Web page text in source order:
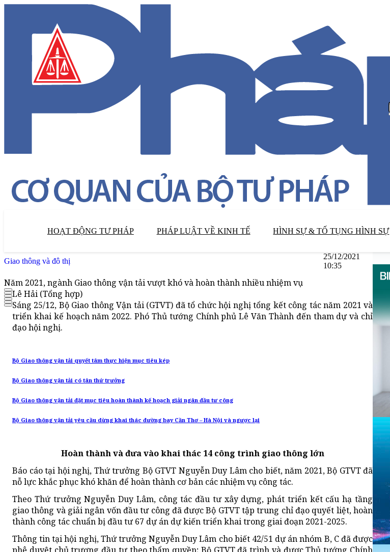
HOẠT ĐỘNG TƯ PHÁP PHÁP LUẬT VỀ KINH TẾ HÌNH SỰ & TỐ TỤNG HÌNH SỰ
Giao thông và đô thị
25/12/2021
10:35
Năm 2021, ngành Giao thông vận tải vượt khó và hoàn thành nhiều nhiệm vụ
Lê Hải (Tổng hợp)
Sáng 25/12, Bộ Giao thông Vận tải (GTVT) đã tổ chức hội nghị tổng kết công tác năm 2021 và
triển khai kế hoạch năm 2022. Phó Thủ tướng Chính phủ Lê Văn Thành đến tham dự và chỉ
đạo hội nghị.
Bộ Giao thông vận tải quyết tâm thực hiện mục tiêu kép
Bộ Giao thông vận tải có tân thứ trưởng
Bộ Giao thông vận tải đặt mục tiêu hoàn thành kế hoạch giải ngân đầu tư công
Bộ Giao thông vận tải yêu cầu dừng khai thác đường bay Cần Thơ – Hà Nội và ngược lại
Hoàn thành và đưa vào khai thác 14 công trình giao thông lớn
Báo cáo tại hội nghị, Thứ trưởng Bộ GTVT Nguyễn Duy Lâm cho biết, năm 2021, Bộ GTVT đã
nỗ lực khắc phục khó khăn để hoàn thành cơ bản các nhiệm vụ công tác.
Theo Thứ trưởng Nguyễn Duy Lâm, công tác đầu tư xây dựng, phát triển kết cấu hạ tầng
giao thông và giải ngân vốn đầu tư công đã được Bộ GTVT tập trung chỉ đạo quyết liệt, hoàn
thành công tác chuẩn bị đầu tư 67 dự án dự kiến triển khai trong giai đoạn 2021-2025.
Thông tin tại hội nghị, Thứ trưởng Nguyễn Duy Lâm cho biết 42/51 dự án nhóm B, C đã được